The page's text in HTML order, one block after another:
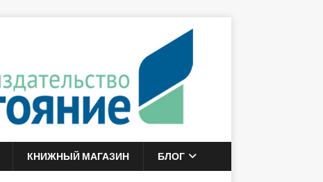
КНИЖНЫЙ МАГАЗИН БЛОГ